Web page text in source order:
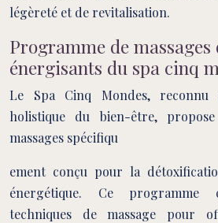
légèreté et de revitalisation.
Programme de
énergisants du spa cinq
Le Spa Cinq Mondes,
holistique du bien-être,
massages spécifiqu
ement conçu pour la
énergétique. Ce programme
techniques de massage pour